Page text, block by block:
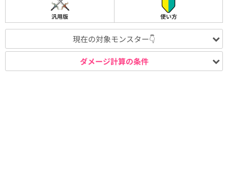
汎用版 使い方
現在の対象モンスター👇
ダメージ計算の条件